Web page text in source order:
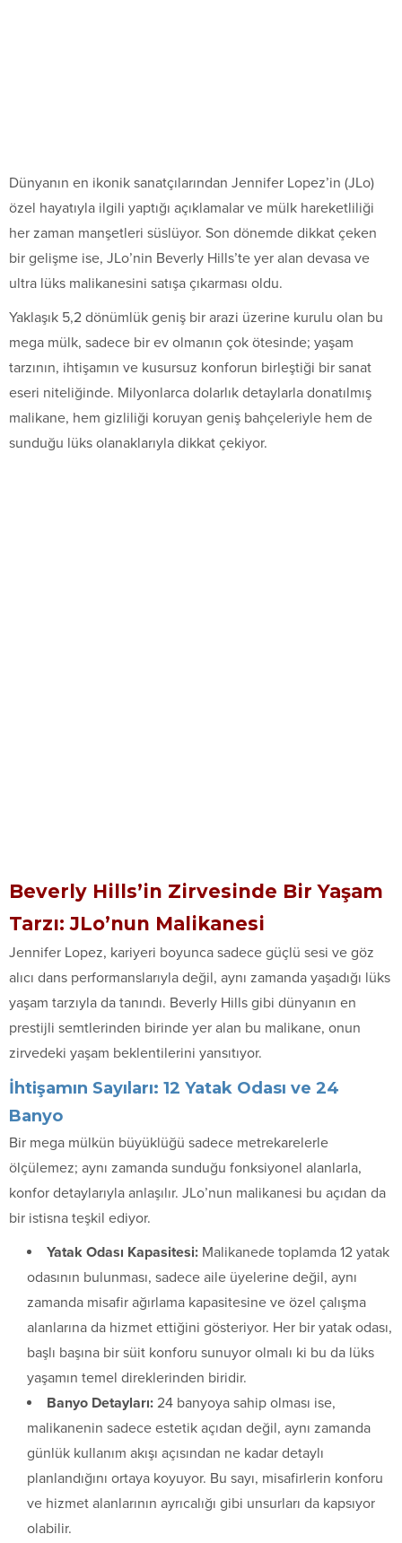
Dünyanın en ikonik sanatçılarından Jennifer Lopez’in (JLo)
özel hayatıyla ilgili yaptığı açıklamalar ve mülk hareketliliği
her zaman manşetleri süslüyor. Son dönemde dikkat çeken
bir gelişme ise, JLo’nin Beverly Hills’te yer alan devasa ve
ultra lüks malikanesini satışa çıkarması oldu.
Yaklaşık 5,2 dönümlük geniş bir arazi üzerine kurulu olan bu
mega mülk, sadece bir ev olmanın çok ötesinde; yaşam
tarzının, ihtişamın ve kusursuz konforun birleştiği bir sanat
eseri niteliğinde. Milyonlarca dolarlık detaylarla donatılmış
malikane, hem gizliliği koruyan geniş bahçeleriyle hem de
sunduğu lüks olanaklarıyla dikkat çekiyor.
Beverly Hills’in Zirvesinde Bir Yaşam
Tarzı: JLo’nun Malikanesi
Jennifer Lopez, kariyeri boyunca sadece güçlü sesi ve göz
alıcı dans performanslarıyla değil, aynı zamanda yaşadığı lüks
yaşam tarzıyla da tanındı. Beverly Hills gibi dünyanın en
prestijli semtlerinden birinde yer alan bu malikane, onun
zirvedeki yaşam beklentilerini yansıtıyor.
İhtişamın Sayıları: 12 Yatak Odası ve 24
Banyo
Bir mega mülkün büyüklüğü sadece metrekarelerle
ölçülemez; aynı zamanda sunduğu fonksiyonel alanlarla,
konfor detaylarıyla anlaşılır. JLo’nun malikanesi bu açıdan da
bir istisna teşkil ediyor.
Yatak Odası Kapasitesi: Malikanede toplamda 12 yatak
odasının bulunması, sadece aile üyelerine değil, aynı
zamanda misafir ağırlama kapasitesine ve özel çalışma
alanlarına da hizmet ettiğini gösteriyor. Her bir yatak odası,
başlı başına bir süit konforu sunuyor olmalı ki bu da lüks
yaşamın temel direklerinden biridir.
Banyo Detayları: 24 banyoya sahip olması ise,
malikanenin sadece estetik açıdan değil, aynı zamanda
günlük kullanım akışı açısından ne kadar detaylı
planlandığını ortaya koyuyor. Bu sayı, misafirlerin konforu
ve hizmet alanlarının ayrıcalığı gibi unsurları da kapsıyor
olabilir.